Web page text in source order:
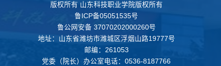
版权所有 山东科技职业学院版权所有
鲁ICP备05051535号
鲁公网安备 37070202000260号
地址：山东省潍坊市潍城区浮烟山路19777号
邮编：261053
党委（院长）办公室电话：0536-8187766